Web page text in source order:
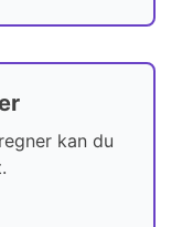
kan du